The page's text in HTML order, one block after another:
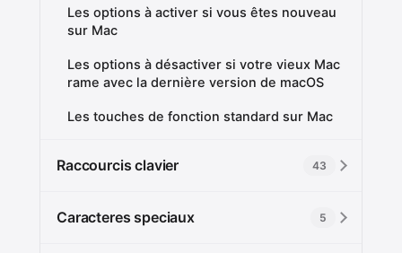
Les options à activer si vous êtes nouveau
sur Mac
Les options à désactiver si votre vieux Mac
rame avec la dernière version de macOS
Les touches de fonction standard sur Mac
Raccourcis clavier 43
Caracteres speciaux 5